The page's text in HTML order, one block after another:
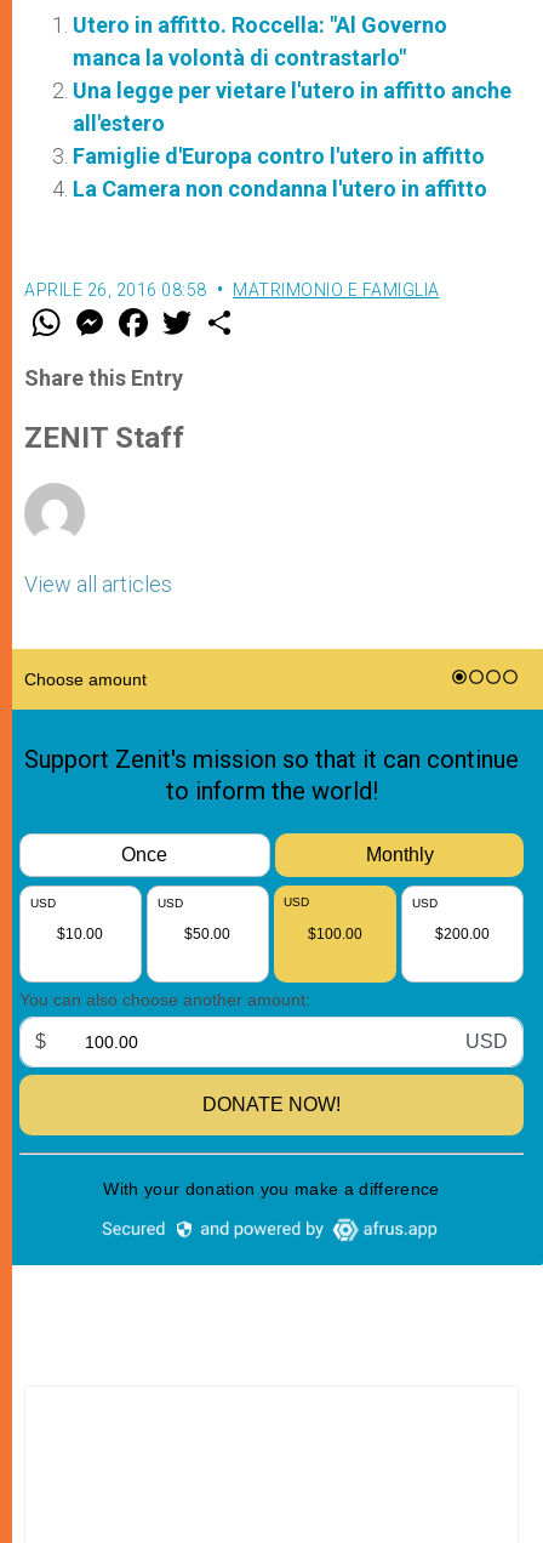
Utero in affitto. Roccella: "Al Governo
manca la volontà di contrastarlo"
Una legge per vietare l'utero in affitto anche
all'estero
Famiglie d'Europa contro l'utero in affitto
La Camera non condanna l'utero in affitto
APRILE 26, 2016 08:58 MATRIMONIO E FAMIGLIA
W
t
s
p
p
M
e
s
e
g
e
F
a
e
b
o
k
w
Share this Entry
ZENIT Staff
View all articles